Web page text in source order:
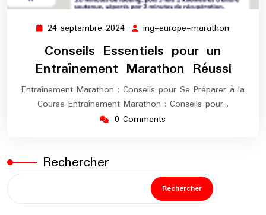
24 septembre 2024 24
septembre
2024
ing-europe-marathon
Conseils Essentiels pour un
Entraînement Marathon Réussi
Entraînement Marathon : Conseils pour Se Préparer à la
Course Entraînement Marathon : Conseils pour…
0 Comments
Rechercher
Rechercher